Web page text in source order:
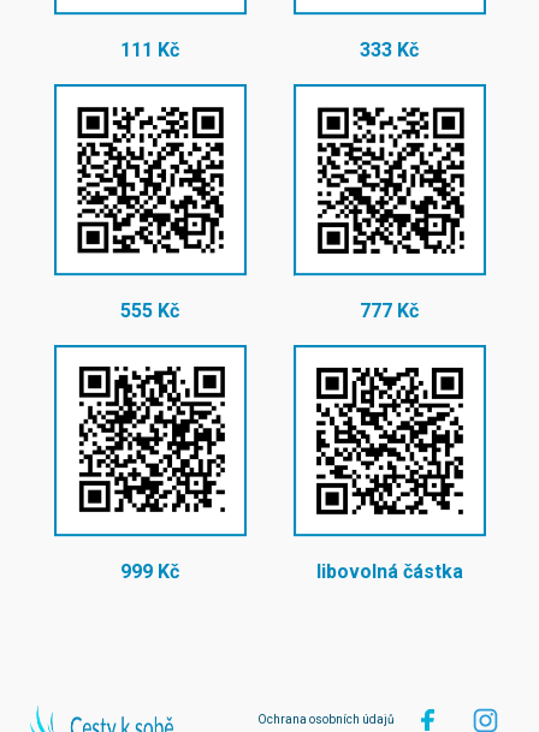
111 Kč 333 Kč
555 Kč 777 Kč
999 Kč libovolná částka
Ochrana osobních údajů